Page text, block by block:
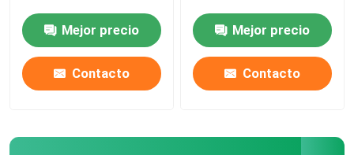
Mejor precio
Contacto
Mejor precio
Contacto